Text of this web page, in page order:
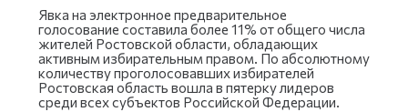
Явка на электронное предварительное
голосование составила более 11% от общего числа
жителей Ростовской области, обладающих
активным избирательным правом. По абсолютному
количеству проголосовавших избирателей
Ростовская область вошла в пятерку лидеров
среди всех субъектов Российской Федерации.